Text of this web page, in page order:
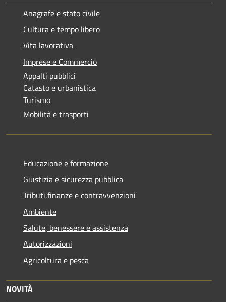
Anagrafe e stato civile
Cultura e tempo libero
Vita lavorativa
Imprese e Commercio
Appalti pubblici
Catasto e urbanistica
Turismo
Mobilità e trasporti
Educazione e formazione
Giustizia e sicurezza pubblica
Tributi,finanze e contravvenzioni
Ambiente
Salute, benessere e assistenza
Autorizzazioni
Agricoltura e pesca
NOVITÀ